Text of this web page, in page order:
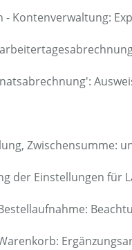
- Kontenverwaltung:
Zwischensumme:
der Einstellungen für